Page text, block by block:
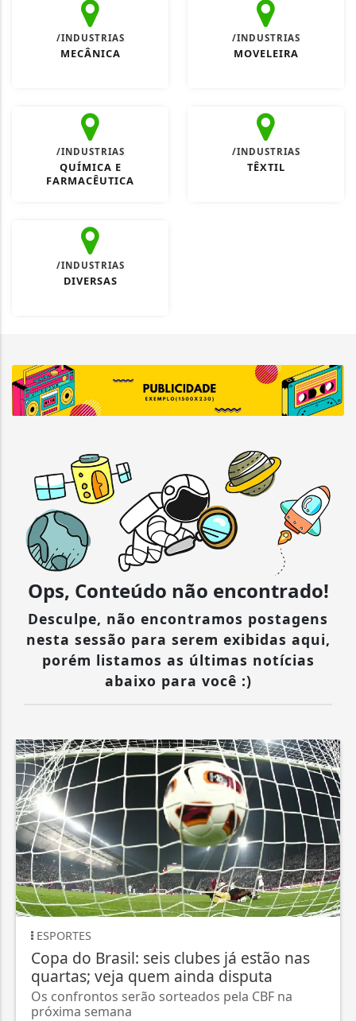
/INDUSTRIAS
MECÂNICA
/INDUSTRIAS
MOVELEIRA
/INDUSTRIAS
QUÍMICA E
FARMACÊUTICA
/INDUSTRIAS
TÊXTIL
/INDUSTRIAS
DIVERSAS
Ops, Conteúdo não encontrado!
Desculpe, não encontramos postagens
nesta sessão para serem exibidas aqui,
porém listamos as últimas notícias
abaixo para você :)
ESPORTES
Copa do Brasil: seis clubes já estão nas
quartas; veja quem ainda disputa
Os confrontos serão sorteados pela CBF na
próxima semana